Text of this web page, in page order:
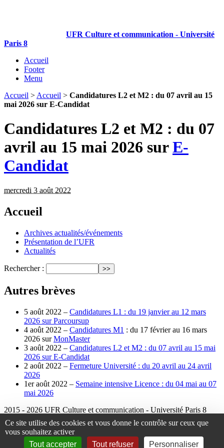
Ce site utilise des cookies et vous donne le contrôle sur ceux que
vous souhaitez activer
Tout accepter
Tout refuser Personnaliser
UFR Culture et communication - Université
Paris 8
Accueil
Footer
Menu
Accueil > Accueil > Candidatures L2 et M2 : du 07 avril au 15
mai 2026 sur E-Candidat
Candidatures L2 et M2 : du 07
avril au 15 mai 2026 surE-
Candidat
mercredi 3 août 2022
Accueil
Archives actualités/événements
Présentation de l’UFR
Actualités
Rechercher :
Autres brèves
5 août 2022 – Candidatures L1 : du 19 janvier au 12 mars
2026 surParcoursup
4 août 2022 – Candidatures M1 : du 17 février au 16 mars
2026 surMonMaster
3 août 2022 – Candidatures L2 et M2 : du 07 avril au 15 mai
2026 surE-Candidat
2 août 2022 – Fermeture Université : du 20 avril au 24 avril
2026
1er août 2022 – Semaine intensive Licence : du 04 mai au 07
mai 2026
2015 - 2026 UFR Culture et communication - Université Paris 8
Plan du site
Se connecter |Contact RSS 2.0